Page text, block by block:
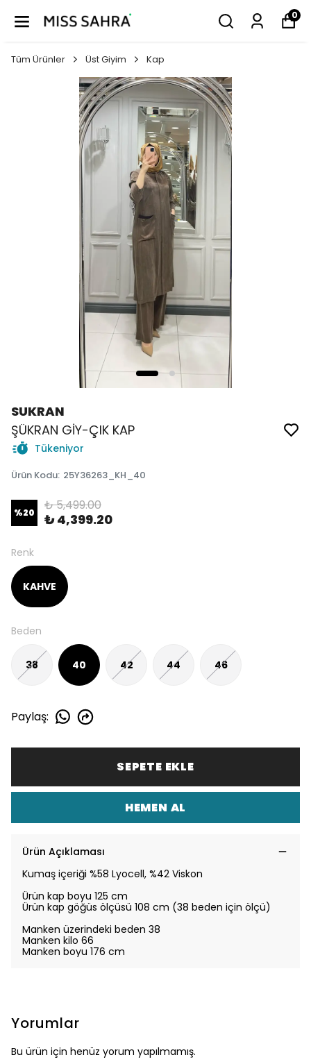
0
Tüm Ürünler Üst Giyim Kap
SUKRAN
ŞÜKRAN GİY-ÇIK KAP
Tükeniyor
Ürün Kodu: 25Y36263_KH_40
%20 ₺ 5,499.00
₺ 4,399.20
Renk
KAHVE
Beden
38 40 42 44 46
Paylaş:
SEPETE EKLE
HEMEN AL
Ürün Açıklaması
Kumaş içeriği %58 Lyocell, %42 Viskon
Ürün kap boyu 125 cm
Ürün kap göğüs ölçüsü 108 cm (38 beden için ölçü)
Manken üzerindeki beden 38
Manken kilo 66
Manken boyu 176 cm
Yorumlar
Bu ürün için henüz yorum yapılmamış.